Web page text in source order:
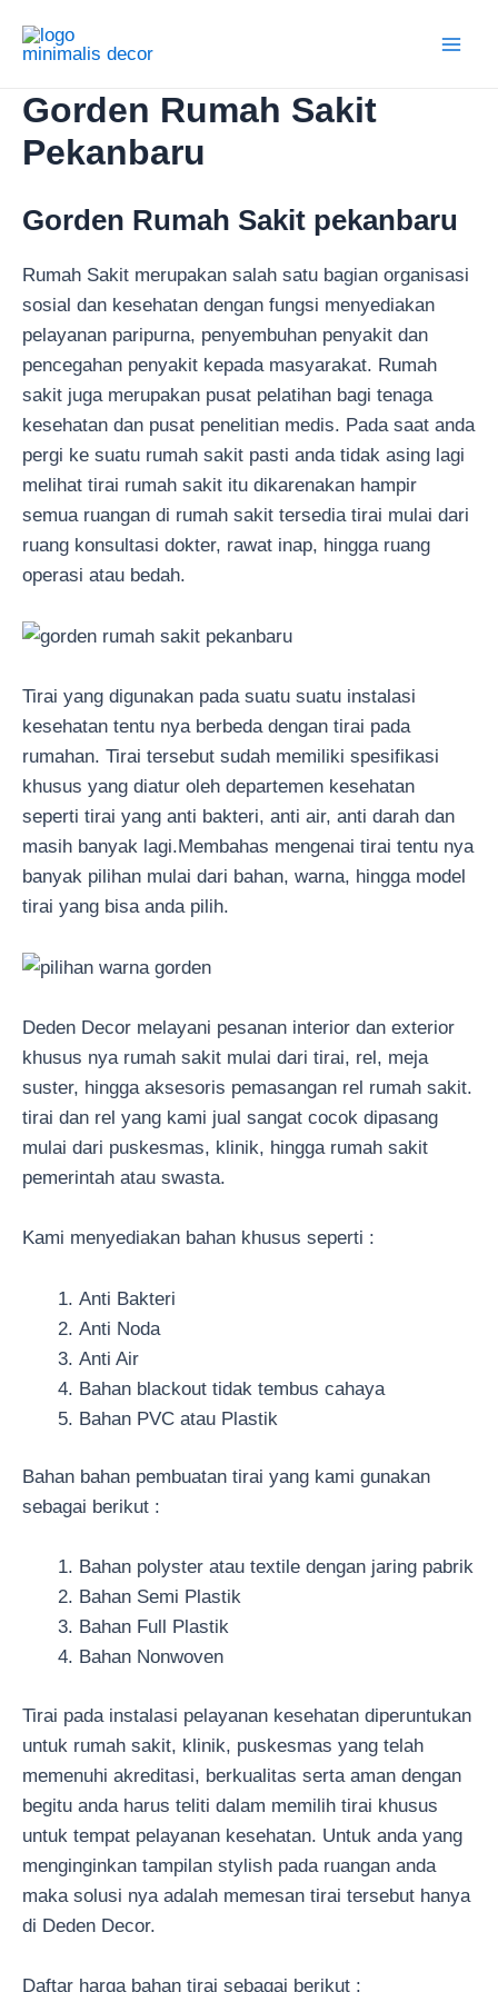
Gorden Rumah Sakit
Pekanbaru
Gorden Rumah Sakit pekanbaru
Rumah Sakit merupakan salah satu bagian organisasi
sosial dan kesehatan dengan fungsi menyediakan
pelayanan paripurna, penyembuhan penyakit dan
pencegahan penyakit kepada masyarakat. Rumah
sakit juga merupakan pusat pelatihan bagi tenaga
kesehatan dan pusat penelitian medis. Pada saat anda
pergi ke suatu rumah sakit pasti anda tidak asing lagi
melihat tirai rumah sakit itu dikarenakan hampir
semua ruangan di rumah sakit tersedia tirai mulai dari
ruang konsultasi dokter, rawat inap, hingga ruang
operasi atau bedah.
Tirai yang digunakan pada suatu suatu instalasi
kesehatan tentu nya berbeda dengan tirai pada
rumahan. Tirai tersebut sudah memiliki spesifikasi
khusus yang diatur oleh departemen kesehatan
seperti tirai yang anti bakteri, anti air, anti darah dan
masih banyak lagi.Membahas mengenai tirai tentu nya
banyak pilihan mulai dari bahan, warna, hingga model
tirai yang bisa anda pilih.
Deden Decor melayani pesanan interior dan exterior
khusus nya rumah sakit mulai dari tirai, rel, meja
suster, hingga aksesoris pemasangan rel rumah sakit.
tirai dan rel yang kami jual sangat cocok dipasang
mulai dari puskesmas, klinik, hingga rumah sakit
pemerintah atau swasta.
Kami menyediakan bahan khusus seperti :
Anti Bakteri
Anti Noda
Anti Air
Bahan blackout tidak tembus cahaya
Bahan PVC atau Plastik
Bahan bahan pembuatan tirai yang kami gunakan
sebagai berikut :
Bahan polyster atau textile dengan jaring pabrik
Bahan Semi Plastik
Bahan Full Plastik
Bahan Nonwoven
Tirai pada instalasi pelayanan kesehatan diperuntukan
untuk rumah sakit, klinik, puskesmas yang telah
memenuhi akreditasi, berkualitas serta aman dengan
begitu anda harus teliti dalam memilih tirai khusus
untuk tempat pelayanan kesehatan. Untuk anda yang
menginginkan tampilan stylish pada ruangan anda
maka solusi nya adalah memesan tirai tersebut hanya
di Deden Decor.
Daftar harga bahan tirai sebagai berikut :